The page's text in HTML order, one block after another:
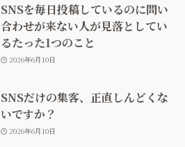
SNSを毎日投稿しているのに問い
合わせが来ない人が見落としてい
るたった1つのこと
2026年6月10日
SNSだけの集客、正直しんどくな
いですか？
2026年6月10日